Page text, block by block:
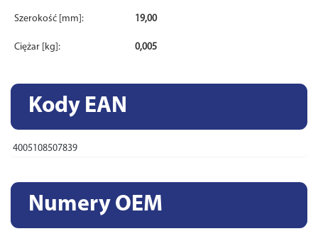
Szerokość [mm]: 19,00
Ciężar [kg]: 0,005
Kody EAN
4005108507839
Numery OEM